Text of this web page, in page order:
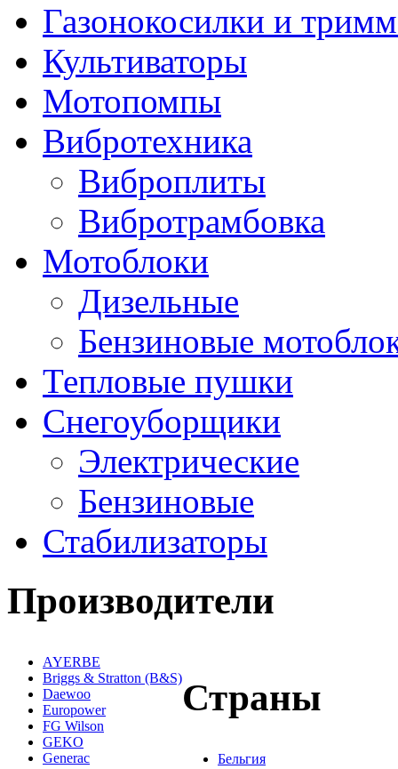
Газонокосилки и
Культиваторы
Мотопомпы
Вибротехника
Виброплиты
Вибротрамбовка
Мотоблоки
Дизельные
Бензиновые
Тепловые пушки
Снегоуборщики
Электрические
Бензиновые
Стабилизаторы
Производители
AYERBE
Briggs & Stratton (B&S)
Daewoo
Europower
FG Wilson
GEKO
Generac
Страны
Бельгия